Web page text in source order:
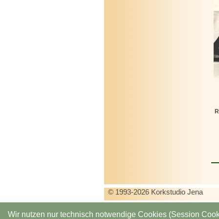
Wir nutzen nur technisch notwendige Cookies (Session
© 1993-2026 Korkstudio Jena